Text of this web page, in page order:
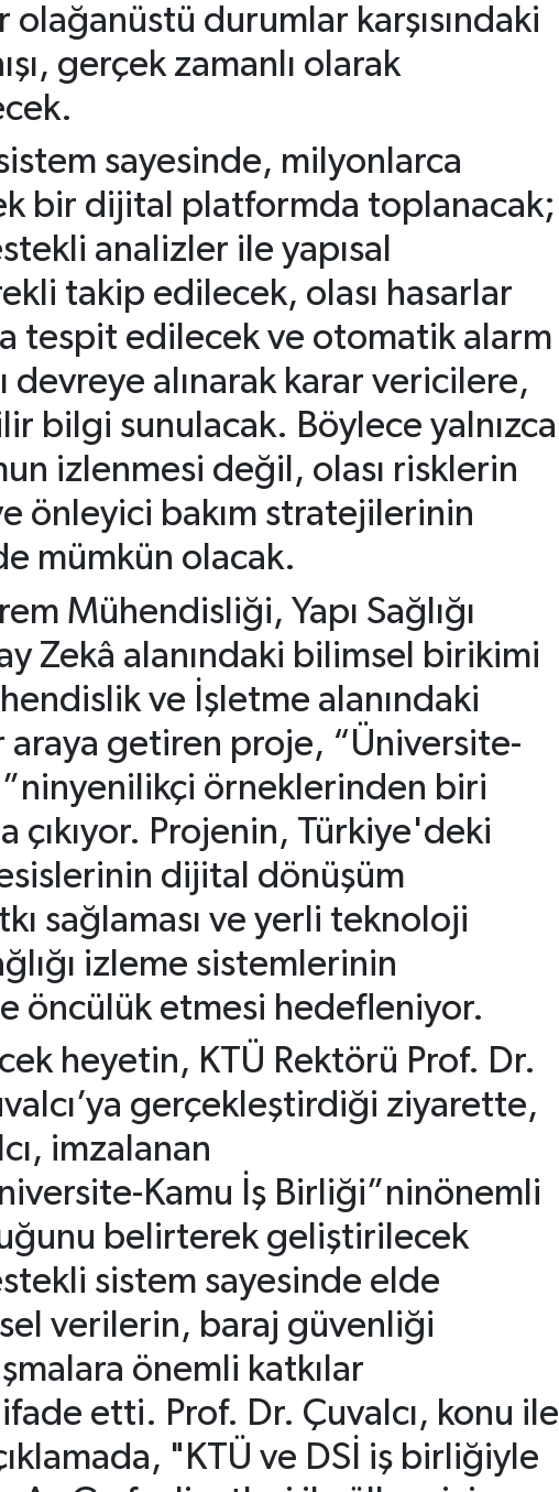
olağanüstü durumlar karşısındaki
gerçek zamanlı olarak
sayesinde, milyonlarca
bir dijital platformda toplanacak;
analizler ile yapısal
takip edilecek, olası hasarlar
tespit edilecek ve otomatik alarm
devreye alınarak karar vericilere,
bilgi sunulacak. Böylece yalnızca
izlenmesi değil, olası risklerin
önleyici bakım stratejilerinin
mümkün olacak.
Mühendisliği, Yapı Sağlığı
Zekâ alanındaki bilimsel birikimi
ve İşletme alanındaki
getiren proje, “Üniversite-
örneklerinden biri
çıkıyor. Projenin, Türkiye'deki
dijital dönüşüm
sağlaması ve yerli teknoloji
izleme sistemlerinin
öncülük etmesi hedefleniyor.
heyetin, KTÜ Rektörü Prof. Dr.
gerçekleştirdiği ziyarette,
imzalanan
Kamu İş Birliği”ninönemli
belirterek geliştirilecek
sistem sayesinde elde
verilerin, baraj güvenliği
önemli katkılar
ifade etti. Prof. Dr. Çuvalcı, konu ile
"KTÜ ve DSİ iş birliğiyle